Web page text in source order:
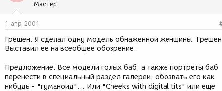
е
м
ы
д
и
я
Мастер
1 апр 2001
Грешен. Я сделал одну модель обнаженной женщины.
Выставил ее на всеобщее обозрение.
Предложение. Все модели голых баб, а также портреты баб
перенести в специальный раздел галереи, обозвать его как
нибудь - "гуманоид"... Или "Cheeks with digital tits" или еще